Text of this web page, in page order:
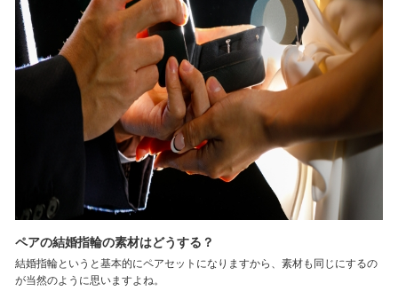
ペアの結婚指輪の素材はどうする？
結婚指輪というと基本的にペアセットになりますから、素材も同じにするの
が当然のように思いますよね。